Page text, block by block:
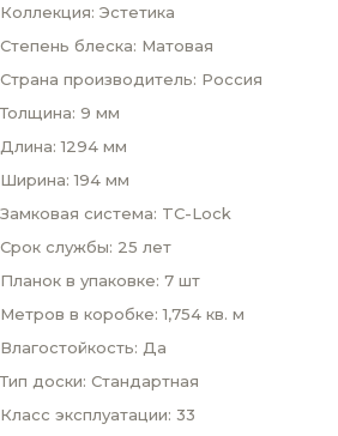
Коллекция: Эстетика
Степень блеска: Матовая
Страна производитель: Россия
Толщина: 9 мм
Длина: 1294 мм
Ширина: 194 мм
Замковая система: TC-Lock
Срок службы: 25 лет
Планок в упаковке: 7 шт
Метров в коробке: 1,754 кв. м
Влагостойкость: Да
Тип доски: Стандартная
Класс эксплуатации: 33